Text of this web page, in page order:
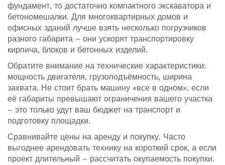
фундамент, то достаточно компактного экскаватора и
бетономешалки. Для многоквартирных домов и
офисных зданий лучше взять несколько погрузчиков
разного габарита – они ускорят транспортировку
кирпича, блоков и бетонных изделий.
Обратите внимание на технические характеристики:
мощность двигателя, грузоподъёмность, ширина
захвата. Не стоит брать машину «все в одном», если
её габариты превышают ограничения вашего участка
– это только удут ваш бюджет на транспорт и
подготовку площадки.
Сравнивайте цены на аренду и покупку. Часто
выгоднее арендовать технику на короткий срок, а если
проект длительный – рассчитать окупаемость покупки.